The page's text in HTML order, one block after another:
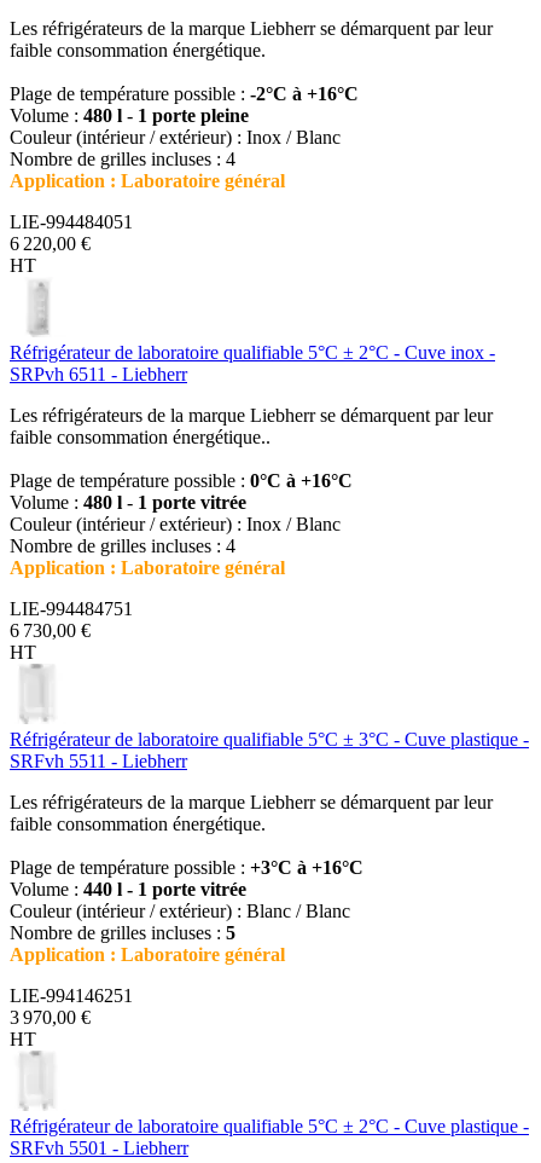
Les réfrigérateurs de la marque Liebherr se démarquent par leur
faible consommation énergétique.
Plage de température possible : -2°C à +16°C
Volume : 480 l - 1 porte pleine
Couleur (intérieur / extérieur) : Inox / Blanc
Nombre de grilles incluses : 4
Application : Laboratoire général
LIE-994484051
6 220,00 €
HT
Réfrigérateur de laboratoire qualifiable 5°C ± 2°C - Cuve inox -
SRPvh 6511 - Liebherr
Les réfrigérateurs de la marque Liebherr se démarquent par leur
faible consommation énergétique..
Plage de température possible : 0°C à +16°C
Volume : 480 l - 1 porte vitrée
Couleur (intérieur / extérieur) : Inox / Blanc
Nombre de grilles incluses : 4
Application : Laboratoire général
LIE-994484751
6 730,00 €
HT
Réfrigérateur de laboratoire qualifiable 5°C ± 3°C - Cuve plastique -
SRFvh 5511 - Liebherr
Les réfrigérateurs de la marque Liebherr se démarquent par leur
faible consommation énergétique.
Plage de température possible : +3°C à +16°C
Volume : 440 l - 1 porte vitrée
Couleur (intérieur / extérieur) : Blanc / Blanc
Nombre de grilles incluses : 5
Application : Laboratoire général
LIE-994146251
3 970,00 €
HT
Réfrigérateur de laboratoire qualifiable 5°C ± 2°C - Cuve plastique -
SRFvh 5501 - Liebherr